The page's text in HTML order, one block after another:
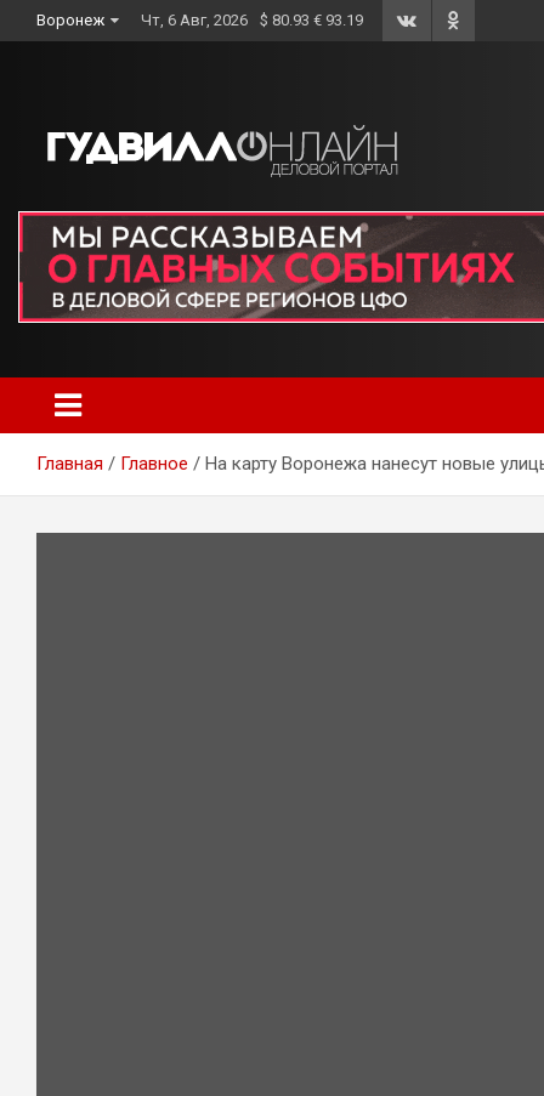
to
Воронеж Чт, 6 Авг, 2026 $ 80.93 € 93.19
Главная Главное На карту Воронежа нанесут новые